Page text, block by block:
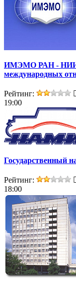
ИМЭМО РАН - НИИ
международных
Рейтинг:
19:00
Государственный
Рейтинг:
18:00